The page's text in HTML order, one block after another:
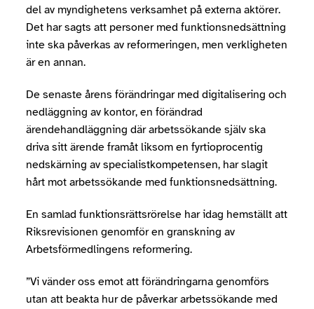
del av myndighetens verksamhet på externa aktörer.
Det har sagts att personer med funktionsnedsättning
inte ska påverkas av reformeringen, men verkligheten
är en annan.
De senaste årens förändringar med digitalisering och
nedläggning av kontor, en förändrad
ärendehandläggning där arbetssökande själv ska
driva sitt ärende framåt liksom en fyrtioprocentig
nedskärning av specialistkompetensen, har slagit
hårt mot arbetssökande med funktionsnedsättning.
En samlad funktionsrättsrörelse har idag hemställt att
Riksrevisionen genomför en granskning av
Arbetsförmedlingens reformering.
”Vi vänder oss emot att förändringarna genomförs
utan att beakta hur de påverkar arbetssökande med